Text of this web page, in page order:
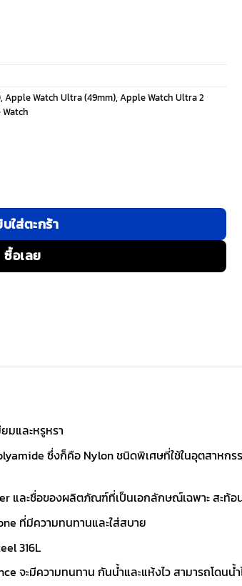
, Apple Watch Ultra (49mm), Apple Watch Ultra 2
ายนาฬิกา Apple Watch (49mm) - สี Blue/
ใส่ตะกร้า
ซื้อเลย
มและหรูหรา
ซึ่งก็คือ Nylon ชนิดพิเศษที่ใช้ในอุตสาหก
และชื่อของผลิตภัณฑ์ที่เป็นเอกลักษณ์เฉพาะ สะท้อ
ที่มีความทนทานและใส่สบาย
316L
จะมีความทนทาน กันน้ำและแห้งไว สามารถโดนน้ำ